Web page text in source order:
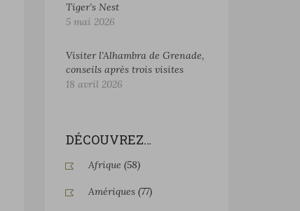
Tiger’s Nest
5 mai 2026
Visiter l’Alhambra de Grenade,
conseils après trois visites
18 avril 2026
DÉCOUVREZ…
Afrique (58)
Amériques(77)